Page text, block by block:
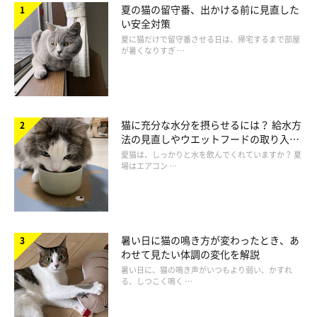
夏の猫の留守番、出かける前に見直した
い安全対策
夏に猫だけで留守番させる日は、帰宅するまで部屋
が暑くなりすぎ …
猫に充分な水分を摂らせるには？ 給水方
法の見直しやウエットフードの取り入れ
方を解説
愛猫は、しっかりと水を飲んでくれていますか？ 夏
場はエアコン …
暑い日に猫の鳴き方が変わったとき、あ
わせて見たい体調の変化を解説
暑い日に、猫の鳴き声がいつもより弱い、かすれ
る、しつこく鳴く …